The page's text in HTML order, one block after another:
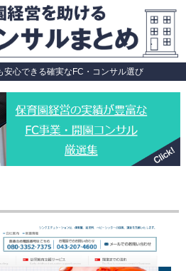
安心できる確実なFC・コンサル選び